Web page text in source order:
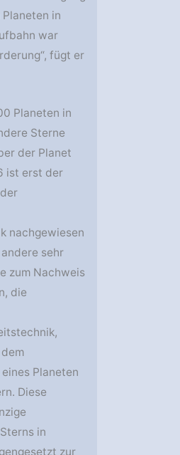
in
war
fügt er
Planeten in
Sterne
der Planet
ist erst der
nachgewiesen
sehr
zum Nachweis
die
Planeten
Diese
in
zur